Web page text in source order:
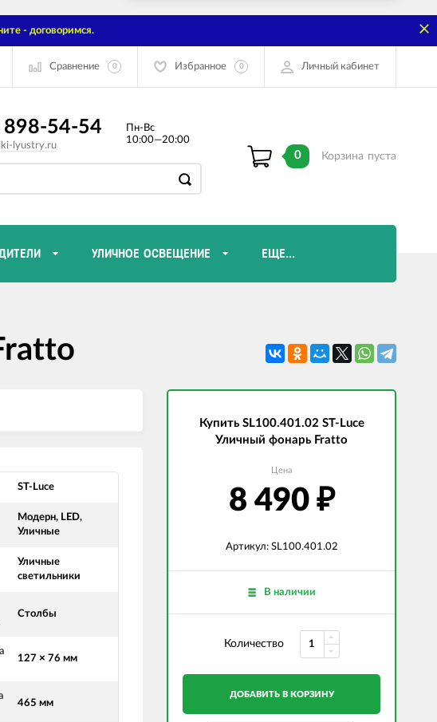
- договоримся.
Сравнение 0 Избранное 0 Личный кабинет
898-54-54
lyustry.ru
Пн-Вс
10:00—20:00
0 Корзина пуста
УЛИЧНОЕ ОСВЕЩЕНИЕ ЕЩЕ...
СВЕТОДИОДНЫЕ ЛАМПЫ
ST-Luce
Модерн, LED,
Уличные
Уличные
светильники
Столбы
127 × 76 мм
465 мм
Купить SL100.401.02 ST-Luce
Уличный фонарь Fratto
Цена
8 490 ₽
Артикул: SL100.401.02
В наличии
Количество
ДОБАВИТЬ В КОРЗИНУ